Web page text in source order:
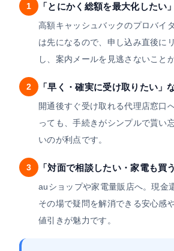
1
「とにかく総額を最大化したい
高額キャッシュバックのプロバイ
は先になるので、申し込み直後に
し、案内メールを見逃さないこと
2
「早く・確実に受け取りたい」
開通後すぐ受け取れる代理店窓口
っても、手続きがシンプルで貰い
いのが利点です。
3
「対面で相談したい・家電も買
auショップや家電量販店へ。現金
その場で疑問を解消できる安心感
値引きが魅力です。